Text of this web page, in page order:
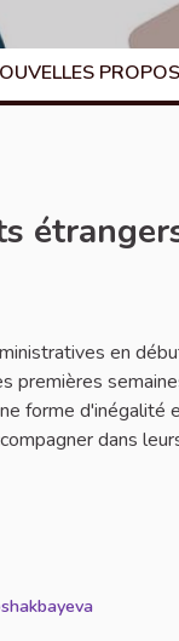
en
forme
dans